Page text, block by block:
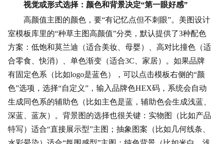
视觉或形式选择：颜色和背景决定“第一眼好感”
高颜值主图的颜色，要“有记忆点但不刺眼”。美图设计
室模板库里的“种草主图高颜值”分类，默认提供了3种配色
方案：低饱和莫兰迪（适合美妆、母婴）、高对比撞色（适
合零食、快消）、单色渐变（适合3C、家居）。如果品牌
有固定色系（比如logo是蓝色），可以点击模板右侧的“颜
色”选项，选择“自定义”，输入品牌色HEX码，系统会自动
生成同色系的辅助色（比如主色是蓝，辅助色会生成浅蓝、
深蓝、蓝灰）。背景图的选择也很关键：实物图（比如产品
特写）适合“直接展示型”主图；抽象图案（比如 几何线条、